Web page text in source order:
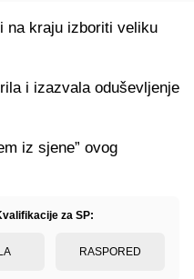
na kraju izboriti veliku
i izazvala oduševljenje
iz sjene” ovog
za SP:
RASPORED